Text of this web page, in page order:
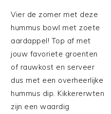
Vier de zomer met deze
hummus bowl met zoete
aardappel! Top af met
jouw favoriete groenten
of rauwkost en serveer
dus met een overheerlijke
hummus dip. Kikkererwten
zijn een waardig